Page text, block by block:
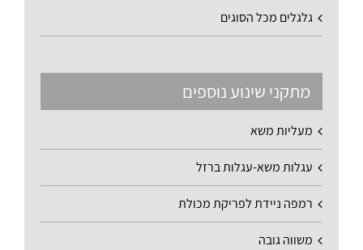
גלגלים מכל הסוגים
מתקני שינוע נוספים
מעליות משא
עגלות משא-עגלות ברזל
רמפה ניידת לפריקת מכולת
משווה גובה